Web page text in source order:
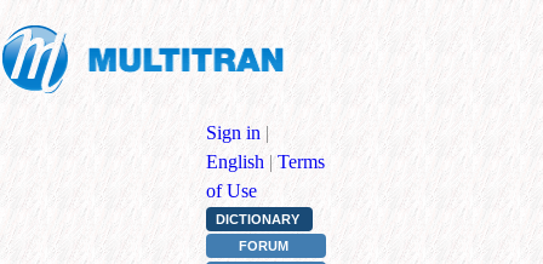
Sign in |
English | Terms
of Use
DICTIONARY
FORUM